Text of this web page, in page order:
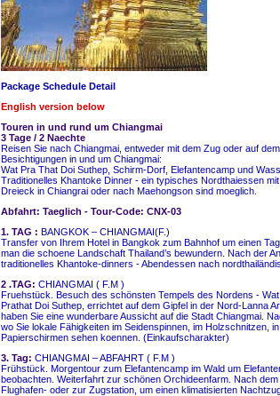
Package Schedule Detail
English version below
Touren in und rund um Chiangmai
3 Tage / 2 Naechte
Reisen Sie nach Chiangmai, entweder mit dem Zug oder auf dem
Besichtigungen in und um Chiangmai:
Wat Pra That Doi Suthep, Schirm-Dorf, Elefantencamp und
Traditionelles Khantoke Dinner - ein typisches Nordthaiessen
Dreieck in Chiangrai oder nach Maehongson sind moeglich.
Abfahrt: Taeglich - Tour-Code: CNX-03
1. TAG : BANGKOK – CHIANGMAI(F.)
Transfer von Ihrem Hotel in Bangkok zum Bahnhof um einen
man die schoene Landschaft Thailand’s bewundern. Nach der
traditionelles Khantoke-dinners - Abendessen nach
2 .TAG: CHIANGMAI ( F.M )
Fruehstück. Besuch des schönsten Tempels des Nordens - Wat
Prathat Doi Suthep, errichtet auf dem Gipfel in der Nord-Lanna
haben Sie eine wunderbare Aussicht auf die Stadt Chiangmai.
wo Sie lokale Fähigkeiten im Seidenspinnen, im Holzschnitzen,
Papierschirmen sehen koennen. (Einkaufscharakter)
3. Tag: CHIANGMAI – ABFAHRT ( F.M )
Frühstück. Morgentour zum Elefantencamp im Wald um
beobachten. Weiterfahrt zur schönen Orchideenfarm. Nach
Flughafen- oder zur Zugstation, um einen klimatisierten